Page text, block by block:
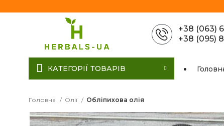
+38 (063)
+38 (095)
КАТЕГОРІЇ ТОВАРІВ
Головна Олії Обліпихова олія